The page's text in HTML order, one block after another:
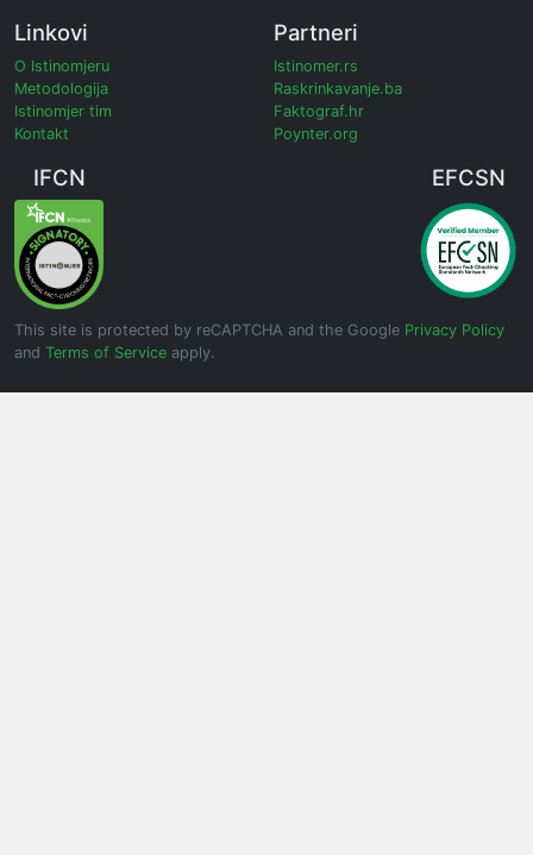
Linkovi
O Istinomjeru
Metodologija
Istinomjer tim
Kontakt
Partneri
Istinomer.rs
Raskrinkavanje.ba
Faktograf.hr
Poynter.org
IFCN EFCSN
This site is protected by reCAPTCHA and the Google Privacy Policy
and Terms of Service apply.